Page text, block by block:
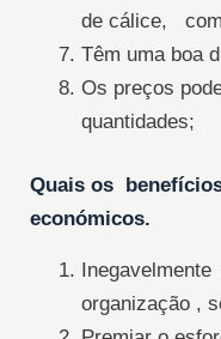
de cálice,
Têm uma boa
Os preços
quantidades;
Quais os
económicos.
organização ,